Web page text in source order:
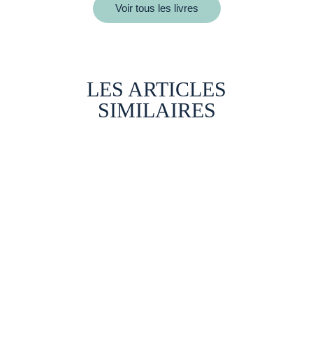
Voir tous les livres
LES ARTICLES
SIMILAIRES